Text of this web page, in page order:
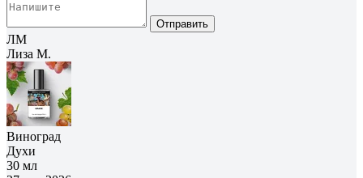
Отправить
ЛМ
Лиза М.
Виноград
Духи
30 мл